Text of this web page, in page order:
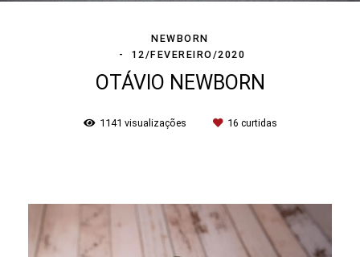
NEWBORN
12/FEVEREIRO/2020
OTÁVIO NEWBORN
1141 visualizações 16 curtidas